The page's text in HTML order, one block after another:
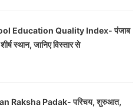
Education Quality Index- पंजाब
स्थान, जानिए विस्तार से
Raksha Padak- परिचय, शुरुआत,